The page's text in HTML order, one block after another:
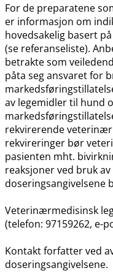
For de preparatene
er informasjon om
hovedsakelig basert
(se referanseliste).
betrakte som
påta seg ansvaret for
av legemidler til hund
rekvirerende
rekvireringer bør
pasienten mht.
reaksjoner ved bruk
doseringsangivelsene
Veterinærmedisinsk
(telefon: 97159262, e-
Kontakt forfatter ved
doseringsangivelsene.